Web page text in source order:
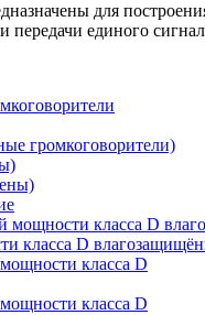
для
передачи единого
громкоговорители)
мощности класса D
класса D
класса D
класса D